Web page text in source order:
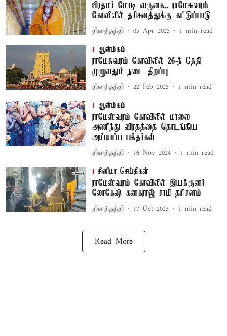
பிரதமர் மோடி வருகை.. ராமேசுவரம்
கோவிலில் தரிசனத்துக்கு கட்டுப்பாடு
தினத்தந்தி 05 Apr 2025 1 min read
ஆன்மிகம்
ராமேசுவரம் கோவிலில் 26-ந் தேதி
முழுவதும் நடை திறப்பு
தினத்தந்தி 22 Feb 2025 1 min read
ஆன்மிகம்
ராமேஸ்வரம் கோவிலில் மாலை
அணிந்து விரதத்தை தொடங்கிய
அய்யப்ப பக்தர்கள்
தினத்தந்தி 16 Nov 2024 1 min read
சினிமா செய்திகள்
ராமேஸ்வரம் கோவிலில் இயக்குனர்
லோகேஷ் கனகராஜ் சாமி தரிசனம்
தினத்தந்தி 17 Oct 2023 1 min read
Read More